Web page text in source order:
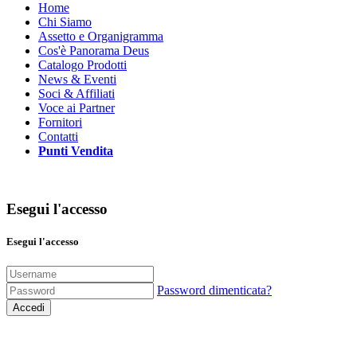
Home
Chi Siamo
Assetto e Organigramma
Cos'è Panorama Deus
Catalogo Prodotti
News & Eventi
Soci & Affiliati
Voce ai Partner
Fornitori
Contatti
Punti Vendita
Esegui l'accesso
Esegui l'accesso
Password dimenticata?
Accedi